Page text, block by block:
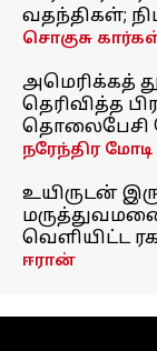
வதந்திகள்;
சொகுசு
அமெரிக்கத்
தெரிவித்த
தொலைபேசி
நரேந்திர மோடி
உயிருடன்
வெளியிட்ட
ஈரான்